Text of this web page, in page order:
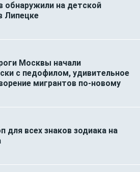
обнаружили на детской
Липецке
Москвы начали
с педофилом, удивительное
мигрантов по-новому
для всех знаков зодиака на